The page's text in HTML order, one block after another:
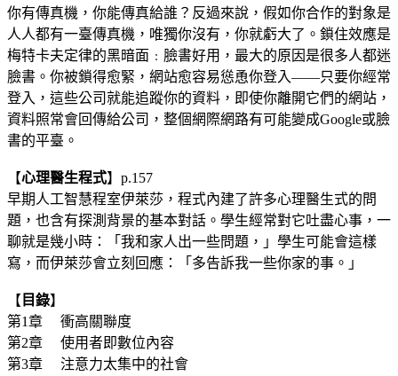
你有傳真機，你能傳真給誰？反過來說，假如你合作的對象是
人人都有一臺傳真機，唯獨你沒有，你就虧大了。鎖住效應是
梅特卡夫定律的黑暗面﹕臉書好用，最大的原因是很多人都迷
臉書。你被鎖得愈緊，網站愈容易慫恿你登入——只要你經常
登入，這些公司就能追蹤你的資料，即使你離開它們的網站，
資料照常會回傳給公司，整個網際網路有可能變成Google或臉
書的平臺。
【心理醫生程式】p.157
早期人工智慧程室伊萊莎，程式內建了許多心理醫生式的問
題，也含有探測背景的基本對話。學生經常對它吐盡心事，一
聊就是幾小時：「我和家人出一些問題，」學生可能會這樣
寫，而伊萊莎會立刻回應：「多告訴我一些你家的事。」
【 目錄】
第1章 衝高關聯度
第2章 使用者即數位內容
第3章 注意力太集中的社會